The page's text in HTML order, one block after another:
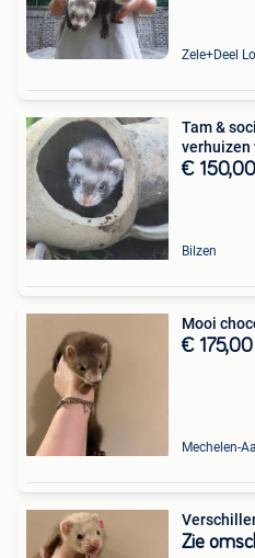
Zele+Deel
Tam &
verhuizen
€ 150,00
Bilzen
Mooi
€ 175,00
Mechelen-
Zie